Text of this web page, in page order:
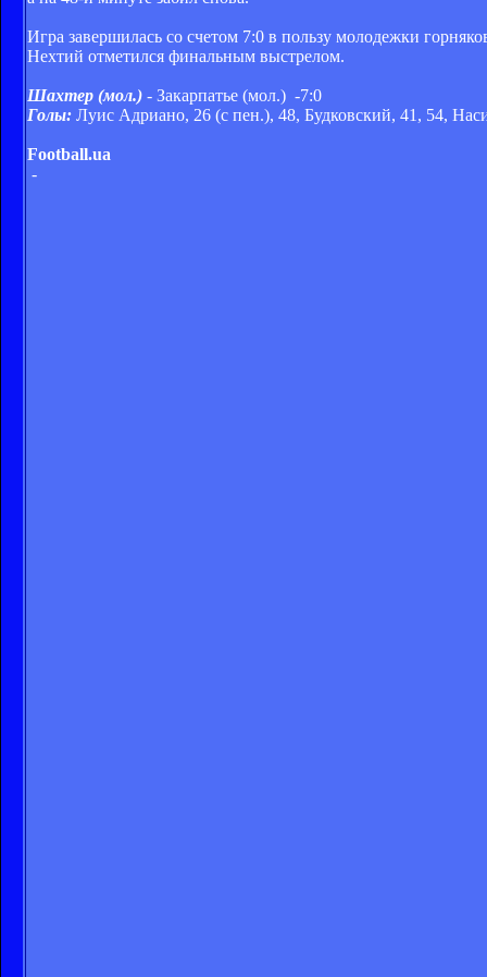
Игра завершилась со счетом 7:0 в пользу молодежки
Нехтий отметился финальным выстрелом.
Шахтер (мол.) - Закарпатье (мол.) -7:0
Голы: Луис Адриано, 26 (с пен.), 48, Будковский, 41, 54,
Football.ua
-